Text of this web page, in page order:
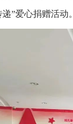
”爱心捐赠活动。